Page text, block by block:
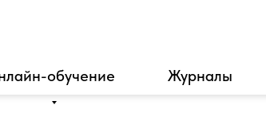
обучение Журналы